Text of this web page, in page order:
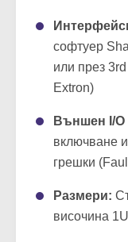
софтуер
или през
Extron)
Външен I/O
включване
грешки
Размери:
височина